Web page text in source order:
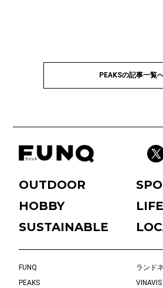
PEAKSの記事一覧
OUTDOOR
HOBBY
SUSTAINABLE
FUNQ
ランドネ
PEAKS
VINAVIS